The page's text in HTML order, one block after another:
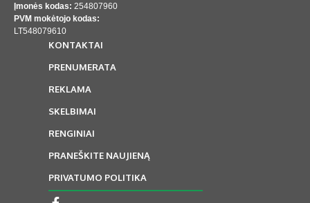
Įmonės kodas: 254807960
PVM mokėtojo kodas:
LT548079610
KONTAKTAI
PRENUMERATA
REKLAMA
SKELBIMAI
RENGINIAI
PRANEŠKITE NAUJIENĄ
PRIVATUMO POLITIKA